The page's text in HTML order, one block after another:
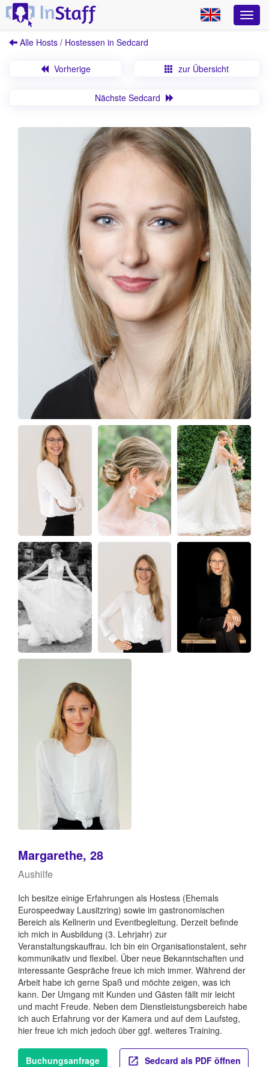
Alle Hosts / Hostessen in Sedcard
Vorherige zur Übersicht
Nächste Sedcard
Margarethe, 28
Aushilfe
Ich besitze einige Erfahrungen als Hostess (Ehemals
Eurospeedway Lausitzring) sowie im gastronomischen
Bereich als Kellnerin und Eventbegleitung. Derzeit befinde
ich mich in Ausbildung (3. Lehrjahr) zur
Veranstaltungskauffrau. Ich bin ein Organisationstalent, sehr
kommunikativ und flexibel. Über neue Bekanntschaften und
interessante Gespräche freue ich mich immer. Während der
Arbeit habe ich gerne Spaß und möchte zeigen, was ich
kann. Der Umgang mit Kunden und Gästen fällt mir leicht
und macht Freude. Neben dem Dienstleistungsbereich habe
ich auch Erfahrung vor der Kamera und auf dem Laufsteg,
hier freue ich mich jedoch über ggf. weiteres Training.
Buchungsanfrage Sedcard als PDF öffnen